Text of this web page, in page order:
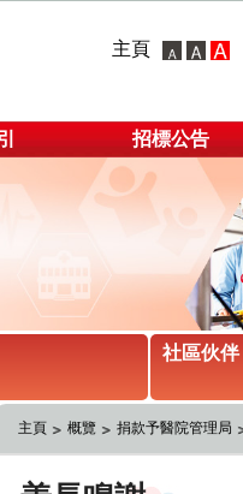
主頁
招標公告
社區伙伴
主頁 概覽 捐款予醫院管理局